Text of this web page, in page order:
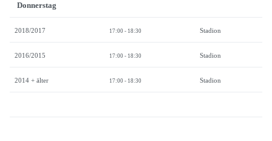
Donnerstag
2018/2017 17:00 - 18:30 Stadion
2016/2015 17:00 - 18:30 Stadion
2014 + älter 17:00 - 18:30 Stadion